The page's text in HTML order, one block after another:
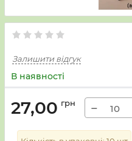
Залишити відгук
В наявності
27,00 грн −